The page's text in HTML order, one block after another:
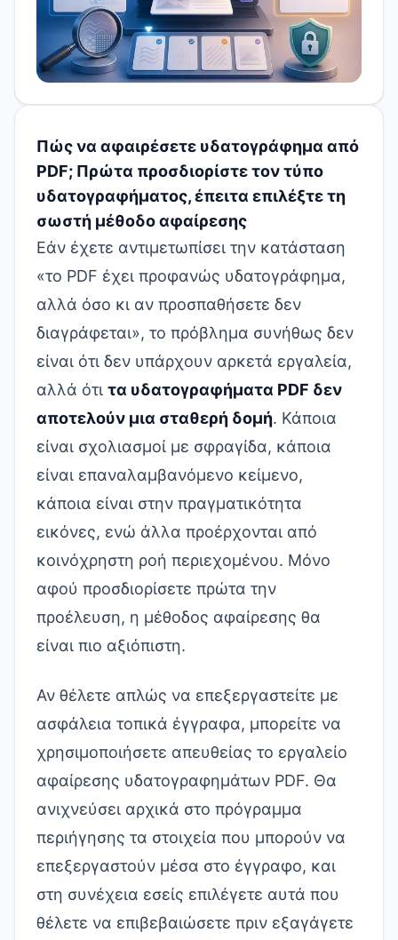
Πώς να αφαιρέσετε υδατογράφημα από
PDF; Πρώτα προσδιορίστε τον τύπο
υδατογραφήματος, έπειτα επιλέξτε τη
σωστή μέθοδο αφαίρεσης
Εάν έχετε αντιμετωπίσει την κατάσταση
«το PDF έχει προφανώς υδατογράφημα,
αλλά όσο κι αν προσπαθήσετε δεν
διαγράφεται», το πρόβλημα συνήθως δεν
είναι ότι δεν υπάρχουν αρκετά εργαλεία,
αλλά ότι τα υδατογραφήματα PDF δεν
αποτελούν μια σταθερή δομή. Κάποια
είναι σχολιασμοί με σφραγίδα, κάποια
είναι επαναλαμβανόμενο κείμενο,
κάποια είναι στην πραγματικότητα
εικόνες, ενώ άλλα προέρχονται από
κοινόχρηστη ροή περιεχομένου. Μόνο
αφού προσδιορίσετε πρώτα την
προέλευση, η μέθοδος αφαίρεσης θα
είναι πιο αξιόπιστη.
Αν θέλετε απλώς να επεξεργαστείτε με
ασφάλεια τοπικά έγγραφα, μπορείτε να
χρησιμοποιήσετε απευθείας το εργαλείο
αφαίρεσης υδατογραφημάτων PDF. Θα
ανιχνεύσει αρχικά στο πρόγραμμα
περιήγησης τα στοιχεία που μπορούν να
επεξεργαστούν μέσα στο έγγραφο, και
στη συνέχεια εσείς επιλέγετε αυτά που
θέλετε να επιβεβαιώσετε πριν εξαγάγετε